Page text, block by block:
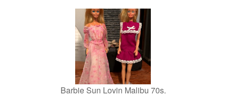
Barbie Sun Lovin Malibu 70s.